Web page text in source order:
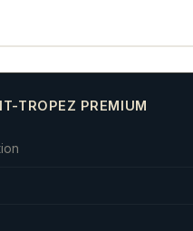
TROPEZ PREMIUM